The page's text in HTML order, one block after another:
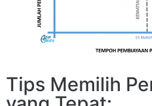
Tips Memilih